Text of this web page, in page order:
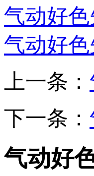
气动好
气动好
上一条：
下一条：
气动好